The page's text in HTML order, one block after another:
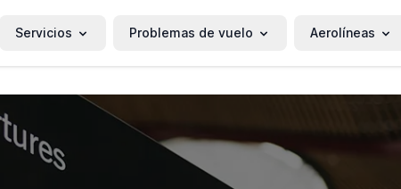
Servicios Problemas de vuelo Aerolíneas